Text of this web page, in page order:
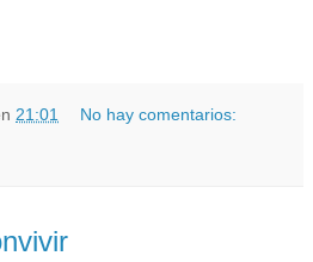
21:01 No hay comentarios: